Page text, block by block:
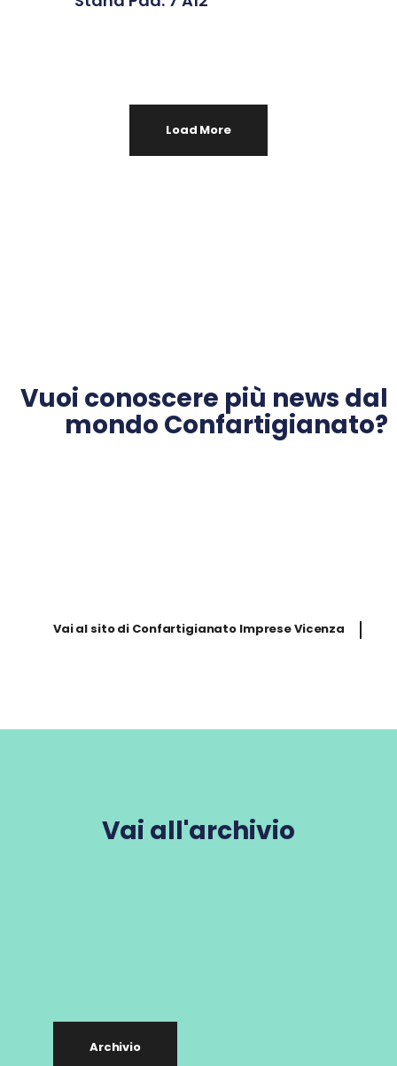
Load More
Vuoi conoscere più news dal
mondo Confartigianato?
Vai al sito di Confartigianato Imprese Vicenza
Vai all'archivio
Archivio